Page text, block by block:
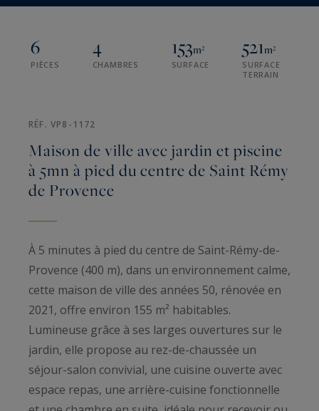
6
PIÈCES
4
CHAMBRES
153m²
SURFACE
521m²
SURFACE
TERRAIN
RÉF. VP8-1172
Maison de ville avec jardin et piscine
à 5mn à pied du centre de Saint Rémy
de Provence
À 5 minutes à pied du centre de Saint-Rémy-de-
Provence (400 m), dans un environnement calme,
cette maison de ville des années 50, rénovée en
2021, offre environ 155 m² habitables.
Lumineuse grâce à ses larges ouvertures sur le
jardin, elle propose au rez-de-chaussée un
séjour-salon convivial, une cuisine ouverte avec
espace repas, une arrière-cuisine fonctionnelle